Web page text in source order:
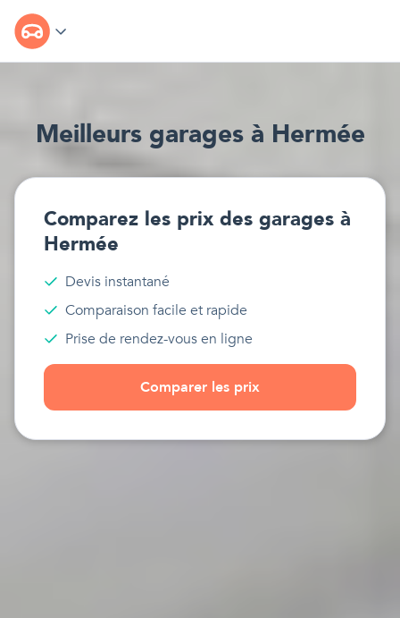
Meilleurs garagesà Hermée
Comparez les prix des garages à
Hermée
Devis instantané
Comparaison facile et rapide
Prise de rendez-vous en ligne
Comparer les prix